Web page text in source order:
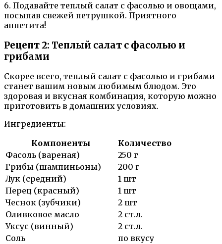
6. Подавайте теплый салат с фасолью и овощами,
посыпав свежей петрушкой. Приятного
аппетита!
Рецепт 2: Теплый салат с фасолью и
грибами
Скорее всего, теплый салат с фасолью и грибами
станет вашим новым любимым блюдом. Это
здоровая и вкусная комбинация, которую можно
приготовить в домашних условиях.
Ингредиенты:
Компоненты
Количество
Фасоль (вареная)
250 г
Грибы (шампиньоны)
200 г
Лук (средний)
1 шт
Перец (красный)
1 шт
Чеснок (зубчики)
2 шт
Оливковое масло
2 ст.л.
Уксус (винный)
2 ст.л.
Соль
по вкусу